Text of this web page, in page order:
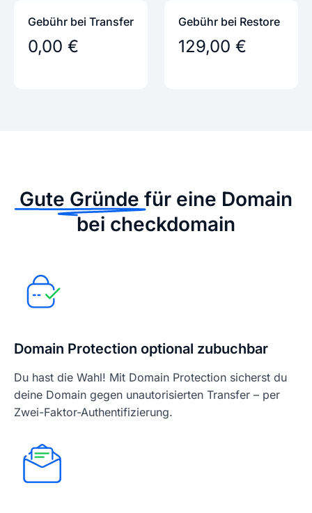
Gebühr bei Transfer
0,00 €
Gebühr bei Restore
129,00 €
Gute Gründe für eine Domain
bei checkdomain
Domain Protection optional zubuchbar
Du hast die Wahl! Mit Domain Protection sicherst du
deine Domain gegen unautorisierten Transfer – per
Zwei-Faktor-Authentifizierung.